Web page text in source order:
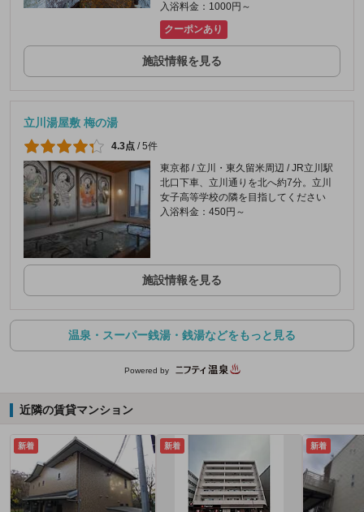
入浴料金：1000円～
クーポンあり
施設情報を見る
立川湯屋敷 梅の湯
4.3点 /5件
東京都 / 立川・東久留米周辺 / JR立川駅
北口下車、立川通りを北へ約7分。立川
女子高等学校の隣を目指してください
入浴料金：450円～
施設情報を見る
温泉・スーパー銭湯・銭湯などをもっと見る
Powered by
近隣の賃貸マンション
新着 新着 新着